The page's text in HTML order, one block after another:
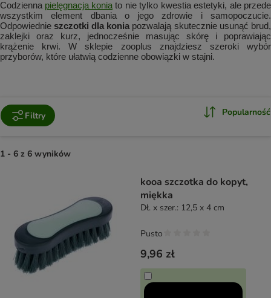
Codzienna pielęgnacja konia to nie tylko kwestia estetyki, ale przede
wszystkim element dbania o jego zdrowie i samopoczucie.
Odpowiednie szczotki dla konia pozwalają skutecznie usunąć brud,
zaklejki oraz kurz, jednocześnie masując skórę i poprawiając
krążenie krwi. W sklepie zooplus znajdziesz szeroki wybór
przyborów, które ułatwią codzienne obowiązki w stajni.
Filtry Popularność
1 - 6 z 6 wyników
kooa szczotka do kopyt,
miękka
Dł. x szer.: 12,5 x 4 cm
9,96 zł
Pusto